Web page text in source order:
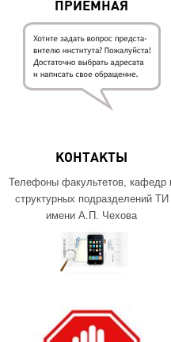
ПРИЕМНАЯ
КОНТАКТЫ
Телефоны факультетов, кафедр
структурных подразделений ТИ
имени А.П. Чехова